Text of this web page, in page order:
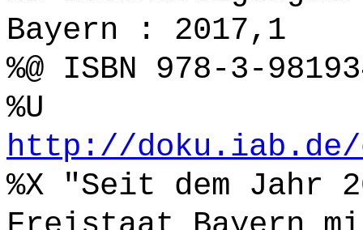
Bayern : 2017,1
%@ ISBN 978-3-
%U
http://doku.iab.de/
%X "Seit dem